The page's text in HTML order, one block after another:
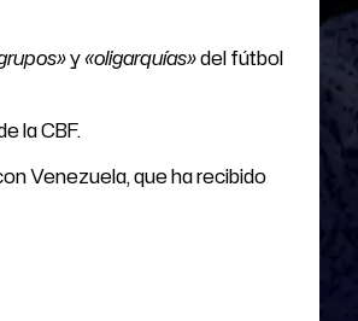
y«oligarquías»del fútbol
la CBF.
Venezuela, que ha recibido